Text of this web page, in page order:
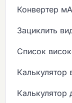
Конвертер
Зациклить
Список
Калькулятор
Калькулятор